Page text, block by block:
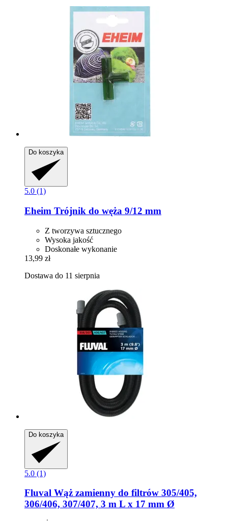
Do koszyka
5.0 (1)
Eheim Trójnik do węża 9/12 mm
Z tworzywa sztucznego
Wysoka jakość
Doskonałe wykonanie
13,99 zł
Dostawa do 11 sierpnia
Do koszyka
5.0 (1)
Fluval Wąż zamienny do filtrów 305/405,
306/406, 307/407, 3 m L x 17 mm Ø